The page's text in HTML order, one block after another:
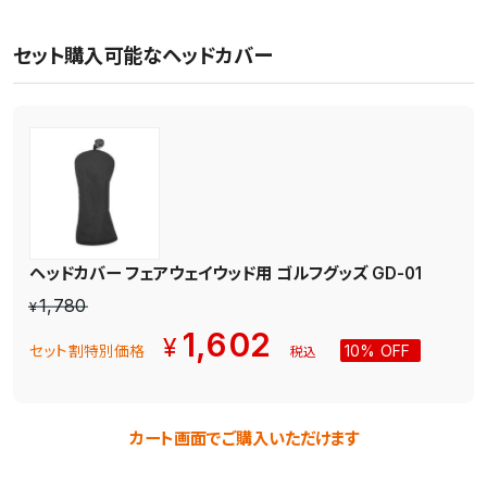
セット購入可能なヘッドカバー
ヘッドカバー フェアウェイウッド用 ゴルフグッズ GD-01
¥1,780
セット割特別価格 ¥ 1,602 税込 10% OFF
カート画面でご購入いただけます